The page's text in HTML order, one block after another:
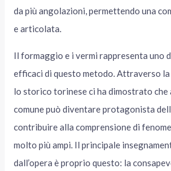
da più angolazioni, permettendo una
e articolata.
Il formaggio e i vermi rappresenta uno
efficaci di questo metodo. Attraverso la
lo storico torinese ci ha dimostrato che
comune può diventare protagonista
contribuire alla comprensione di
molto più ampi. Il principale
dall’opera è proprio questo: la